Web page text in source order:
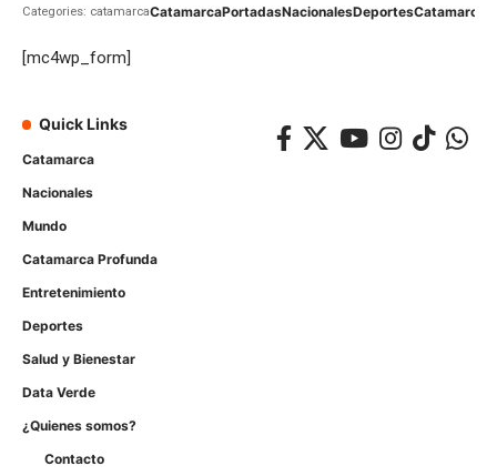
Categories: catamarcaCatamarcaPortadasNacionalesDeportesCatamarca
[mc4wp_form]
Quick Links
Catamarca
Nacionales
Mundo
Catamarca Profunda
Entretenimiento
Deportes
Salud y Bienestar
Data Verde
¿Quienes somos?
Contacto